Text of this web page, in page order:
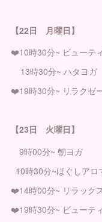
【22日 月曜日】
❤️10時30分~ ビューテ
13時30分~ ハタヨガ
❤️19時30分~ リラクゼ
【23日 火曜日】
9時00分~ 朝ヨガ
10時30分~ほぐしアロ
❤️14時00分~ リラック
❤️19時30分~ ビューテ